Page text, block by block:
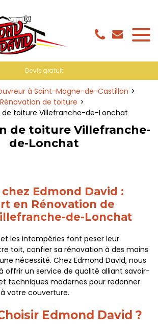
Devis gratuit
à Saint-Magne-de-Castillon
Rénovation de toiture
de toiture Villefranche-de-Lonchat
de toiture Villefranche-
de-Lonchat
Edmond David :
en Rénovation de
de-Lonchat
les intempéries font peser leur
toit, confier sa rénovation à des mains
nécessité. Chez Edmond David, nous
offrir un service de qualité alliant savoir-
techniques modernes pour redonner
votre couverture.
Edmond David ?